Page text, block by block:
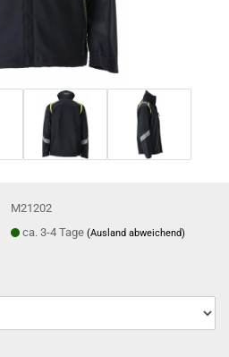
M21202
ca. 3-4 Tage(Ausland abweichend)